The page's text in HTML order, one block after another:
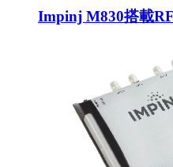
Impinj M830搭載